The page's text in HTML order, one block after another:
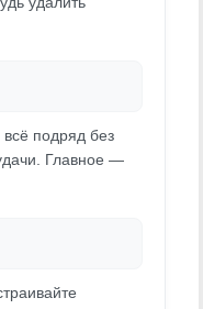
подряд без
Главное —